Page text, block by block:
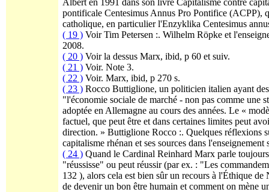
pontificale Centesimus Annus Pro Pontifice (ACPP),
catholique, en particulier l'Enzyklika Centesimus
( 19 ) Voir Tim Petersen :. Wilhelm Röpke et
2008.
( 20 ) Voir la dessus Marx, ibid, p 60 et suiv.
( 21 ) Voir. Note 3.
( 22 ) Voir. Marx, ibid, p 270 s.
( 23 ) Rocco Buttiglione, un politicien italien ayant
"l'économie sociale de marché - non pas comme une
adoptée en Allemagne au cours des années. Le «
factuel, que peut être et dans certaines limites peut
direction. » Buttiglione Rocco :. Quelques réflexions
capitalisme rhénan et ses sources dans
( 24 ) Quand le Cardinal Reinhard Marx parle
"réussisse" ou peut réussir (par ex. : "Les
132 ), alors cela est bien sûr un recours à l'Éthique
de devenir un bon être humain et comment on mène